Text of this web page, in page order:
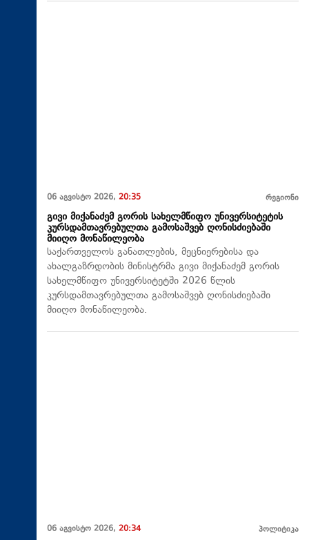
06 აგვისტო 2026, 20:35 რეგიონი
გივი მიქანაძემ გორის სახელმწიფო უნივერსიტეტის
კურსდამთავრებულთა გამოსაშვებ ღონისძიებაში
მიიღო მონაწილეობა
საქართველოს განათლების, მეცნიერებისა და
ახალგაზრდობის მინისტრმა გივი მიქანაძემ გორის
სახელმწიფო უნივერსიტეტში 2026 წლის
კურსდამთავრებულთა გამოსაშვებ ღონისძიებაში
მიიღო მონაწილეობა.
06 აგვისტო 2026, 20:34 პოლიტიკა